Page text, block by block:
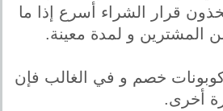
قرار الشراء أسرع إذا ما
المشترين و لمدة معينة.
كوبونات خصم و في الغالب فإن
أخرى.